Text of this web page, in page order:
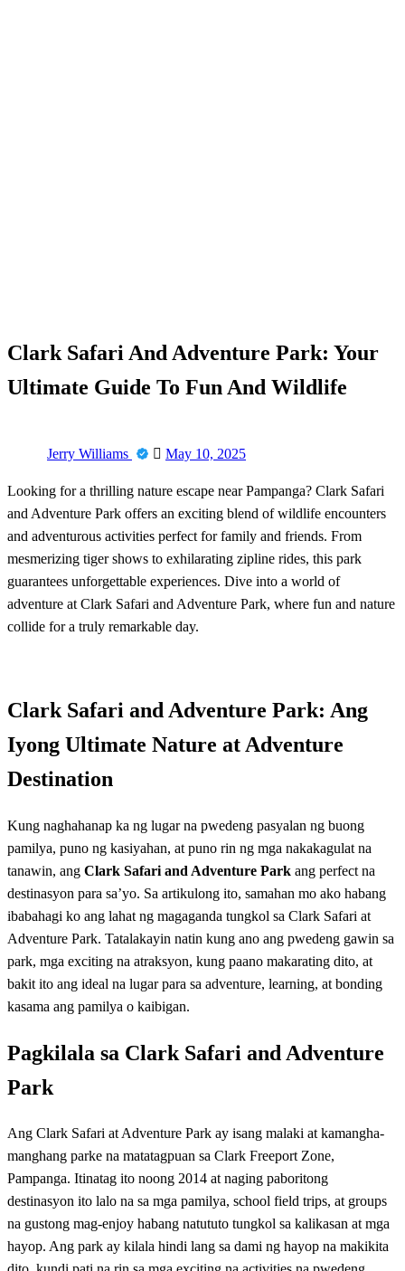
Clark Safari And Adventure Park: Your
Ultimate Guide To Fun And Wildlife
Jerry Williams
on
May 10, 2025
Looking for a thrilling nature escape near Pampanga? Clark Safari
and Adventure Park offers an exciting blend of wildlife encounters
and adventurous activities perfect for family and friends. From
mesmerizing tiger shows to exhilarating zipline rides, this park
guarantees unforgettable experiences. Dive into a world of
adventure at Clark Safari and Adventure Park, where fun and nature
collide for a truly remarkable day.
Clark Safari and Adventure Park: Ang
Iyong Ultimate Nature at Adventure
Destination
Kung naghahanap ka ng lugar na pwedeng pasyalan ng buong
pamilya, puno ng kasiyahan, at puno rin ng mga nakakagulat na
tanawin, ang Clark Safari and Adventure Park ang perfect na
destinasyon para sa’yo. Sa artikulong ito, samahan mo ako habang
ibabahagi ko ang lahat ng magaganda tungkol sa Clark Safari at
Adventure Park. Tatalakayin natin kung ano ang pwedeng gawin sa
park, mga exciting na atraksyon, kung paano makarating dito, at
bakit ito ang ideal na lugar para sa adventure, learning, at bonding
kasama ang pamilya o kaibigan.
Pagkilala sa Clark Safari and Adventure
Park
Ang Clark Safari at Adventure Park ay isang malaki at kamangha-
manghang parke na matatagpuan sa Clark Freeport Zone,
Pampanga. Itinatag ito noong 2014 at naging paboritong
destinasyon ito lalo na sa mga pamilya, school field trips, at groups
na gustong mag-enjoy habang natututo tungkol sa kalikasan at mga
hayop. Ang park ay kilala hindi lang sa dami ng hayop na makikita